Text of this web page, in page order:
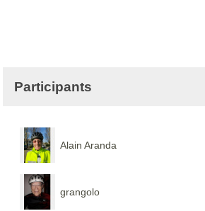
Participants
Alain Aranda
grangolo